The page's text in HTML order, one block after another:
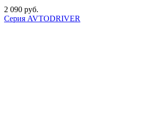
2 090 руб.
Серия AVTODRIVER